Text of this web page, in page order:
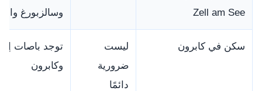
Zell am See
وسالزبورغ
سكن في كابرون
ليست
ضرورية
دائمًا
توجد باصات
وكابرون